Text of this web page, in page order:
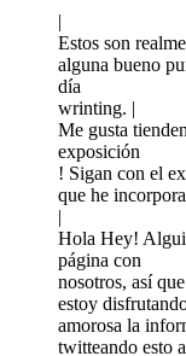
|
Estos son
alguna bueno
día
wrinting. |
Me gusta
exposición
! Sigan con el
que he
|
Hola Hey!
página con
nosotros, así
estoy
amorosa la
twitteando esto